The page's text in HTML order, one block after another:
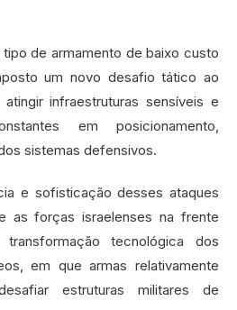
de armamento de baixo custo
um novo desafio tático ao
infraestruturas sensíveis e
em posicionamento,
sistemas defensivos.
e sofisticação desses ataques
as forças israelenses na frente
tecnológica dos
em que armas relativamente
estruturas militares de